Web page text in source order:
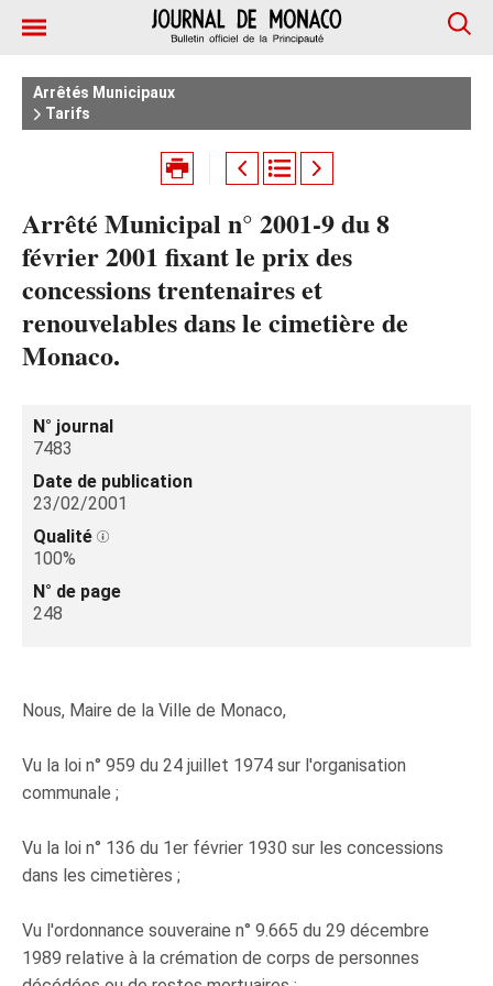
Arrêtés Municipaux
Tarifs
Arrêté Municipal n° 2001-9 du 8
février 2001 fixant le prix des
concessions trentenaires et
renouvelables dans le cimetière de
Monaco.
N° journal
7483
Date de publication
23/02/2001
Qualité
100%
N° de page
248
Nous, Maire de la Ville de Monaco,
Vu la loi n° 959 du 24 juillet 1974 sur l'organisation
communale ;
Vu la loi n° 136 du 1er février 1930 sur les concessions
dans les cimetières ;
Vu l'ordonnance souveraine n° 9.665 du 29 décembre
1989 relative à la crémation de corps de personnes